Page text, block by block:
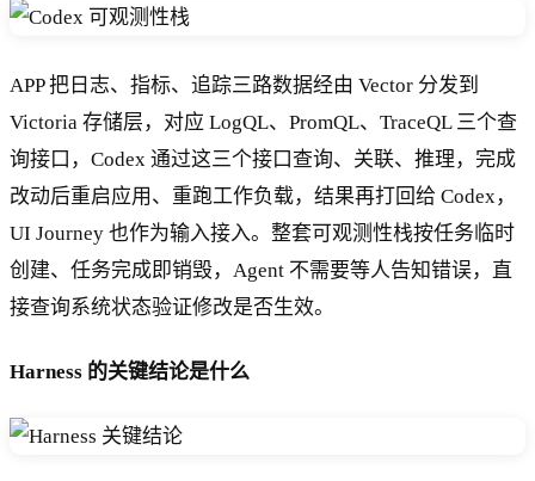
APP 把日志、指标、追踪三路数据经由 Vector 分发到
Victoria 存储层，对应 LogQL、PromQL、TraceQL 三个查
询接口，Codex 通过这三个接口查询、关联、推理，完成
改动后重启应用、重跑工作负载，结果再打回给 Codex，
UI Journey 也作为输入接入。整套可观测性栈按任务临时
创建、任务完成即销毁，Agent 不需要等人告知错误，直
接查询系统状态验证修改是否生效。
Harness 的关键结论是什么